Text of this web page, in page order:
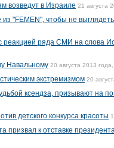
возведут в Израиле 21 августа
из "FEMEN", чтобы не
реакцией ряда СМИ на слова
Навальному 20 августа 2013
экстремизмом 20
ксендза, призывают на
детского конкурса красоты
призвал к отставке